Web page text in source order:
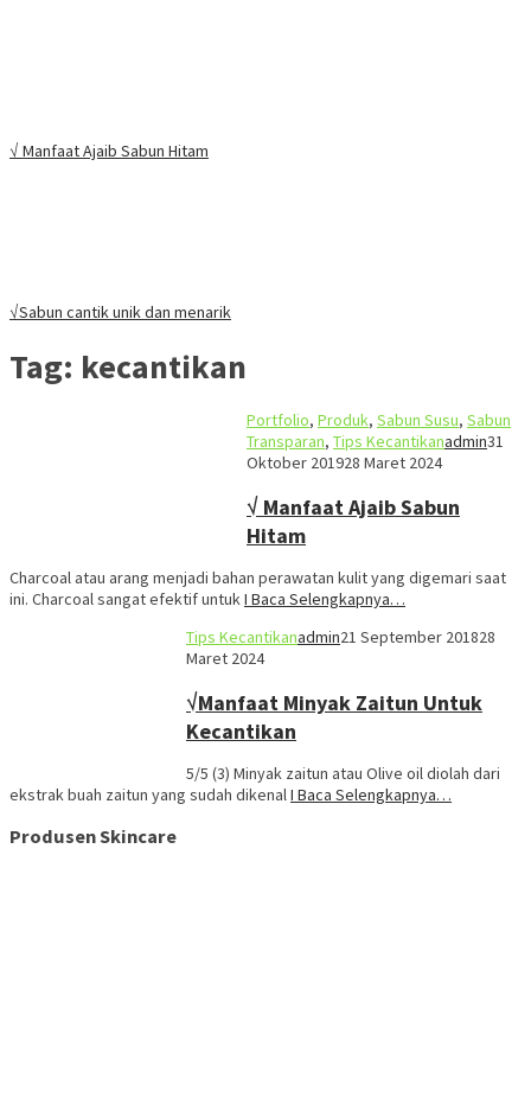
√ Manfaat Ajaib Sabun Hitam
√Sabun cantik unik dan menarik
Tag: kecantikan
Portfolio, Produk, Sabun Susu, Sabun
Transparan, Tips Kecantikanadmin31
Oktober 201928 Maret 2024
√ Manfaat Ajaib Sabun
Hitam
Charcoal atau arang menjadi bahan perawatan kulit yang digemari saat
ini. Charcoal sangat efektif untukI Baca Selengkapnya…
Tips Kecantikanadmin21 September 201828
Maret 2024
√Manfaat Minyak Zaitun Untuk
Kecantikan
5/5 (3) Minyak zaitun atau Olive oil diolah dari
ekstrak buah zaitun yang sudah dikenalI Baca Selengkapnya…
Produsen Skincare